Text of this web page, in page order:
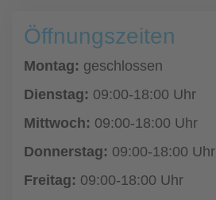
Öffnungszeiten
Montag: geschlossen
Dienstag: 09:00-18:00 Uhr
Mittwoch: 09:00-18:00 Uhr
Donnerstag: 09:00-18:00 Uhr
Freitag: 09:00-18:00 Uhr